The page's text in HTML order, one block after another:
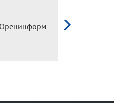
Оренинформ